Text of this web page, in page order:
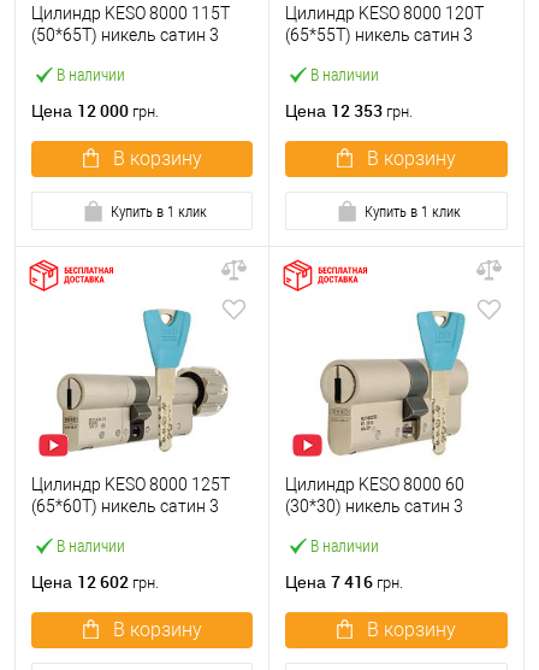
В наличии
Цилиндр KESO 8000 115T
(50*65T) никель сатин 3
Цена 12 000 грн.
В корзину
Купить в 1 клик
В наличии
Цилиндр KESO 8000 120T
(65*55T) никель сатин 3
Цена 12 353 грн.
В корзину
Купить в 1 клик
В наличии
Цилиндр KESO 8000 125T
(65*60T) никель сатин 3
Цена 12 602 грн.
В корзину
В наличии
Цилиндр KESO 8000 60
(30*30) никель сатин 3
Цена 7 416 грн.
В корзину